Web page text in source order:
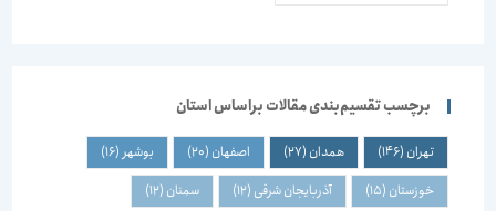
برچسب تقسیم‌بندی مقالات براساس استان
تهران(146) همدان(27) اصفهان(20) بوشهر(16)
خوزستان(15) آذربایجان شرقی(12) سمنان(12)